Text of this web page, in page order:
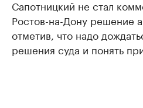
Сапотницкий не стал
Ростов-на-Дону решение
отметив, что надо
решения суда и понять